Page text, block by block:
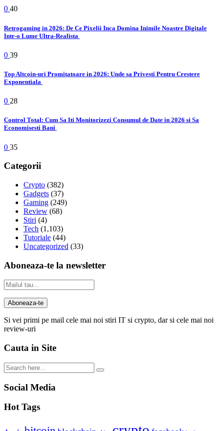
0 40
Retrogaming in 2026: De Ce Pixelii Inca Domina Inimile Noastre Digitale
Intr-o Lume Ultra-Realista
0 39
Top Altcoin-uri Promitatoare in 2026: Unde sa Privesti Pentru Crestere
Exponentiala
0 28
Control Total: Cum Sa Iti Monitorizezi Consumul de Date in 2026 si Sa
Economisesti Bani
0 35
Categorii
Crypto (382)
Gadgets (37)
Gaming (249)
Review (68)
Stiri (4)
Tech (1,103)
Tutoriale (44)
Uncategorized (33)
Aboneaza-te la newsletter
Si vei primi pe mail cele mai noi stiri IT si crypto, dar si cele mai noi
review-uri
Cauta in Site
Social Media
Hot Tags